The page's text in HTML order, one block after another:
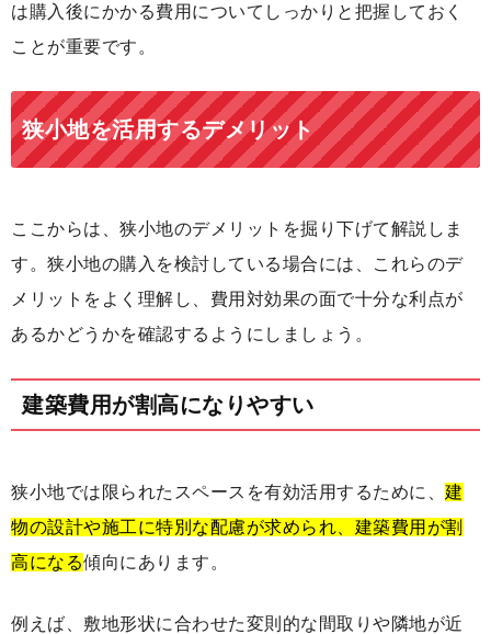
は購入後にかかる費用についてしっかりと把握しておく
ことが重要です。
狭小地を活用するデメリット
ここからは、狭小地のデメリットを掘り下げて解説しま
す。狭小地の購入を検討している場合には、これらのデ
メリットをよく理解し、費用対効果の面で十分な利点が
あるかどうかを確認するようにしましょう。
建築費用が割高になりやすい
狭小地では限られたスペースを有効活用するために、 建
物の設計や施工に特別な配慮が求められ、建築費用が割
高になる傾向にあります。
例えば、敷地形状に合わせた変則的な間取りや隣地が近